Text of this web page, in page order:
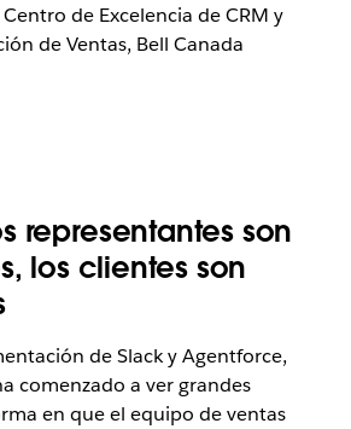
de Excelencia de CRM y
de Ventas, Bell Canada
representantes son
los clientes son
de Slack y Agentforce,
comenzado a ver grandes
en que el equipo de ventas